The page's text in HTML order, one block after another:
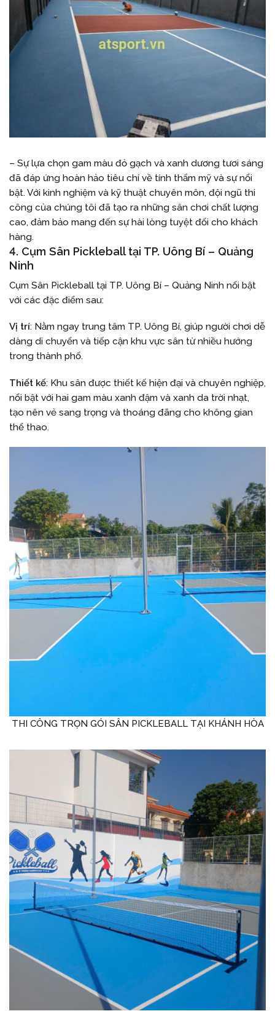
– Sự lựa chọn gam màu đỏ gạch và xanh dương tươi sáng
đã đáp ứng hoàn hảo tiêu chí về tính thẩm mỹ và sự nổi
bật. Với kinh nghiệm và kỹ thuật chuyên môn, đội ngũ thi
công của chúng tôi đã tạo ra những sân chơi chất lượng
cao, đảm bảo mang đến sự hài lòng tuyệt đối cho khách
hàng.
4. Cụm Sân Pickleball tại TP. Uông Bí – Quảng
Ninh
Cụm Sân Pickleball tại TP. Uông Bí – Quảng Ninh nổi bật
với các đặc điểm sau:
Vị trí: Nằm ngay trung tâm TP. Uông Bí, giúp người chơi dễ
dàng di chuyển và tiếp cận khu vực sân từ nhiều hướng
trong thành phố.
Thiết kế: Khu sân được thiết kế hiện đại và chuyên nghiệp,
nổi bật với hai gam màu xanh đậm và xanh da trời nhạt,
tạo nên vẻ sang trọng và thoáng đãng cho không gian
thể thao.
THI CÔNG TRỌN GÓI SÂN PICKLEBALL TẠI KHÁNH HÒA